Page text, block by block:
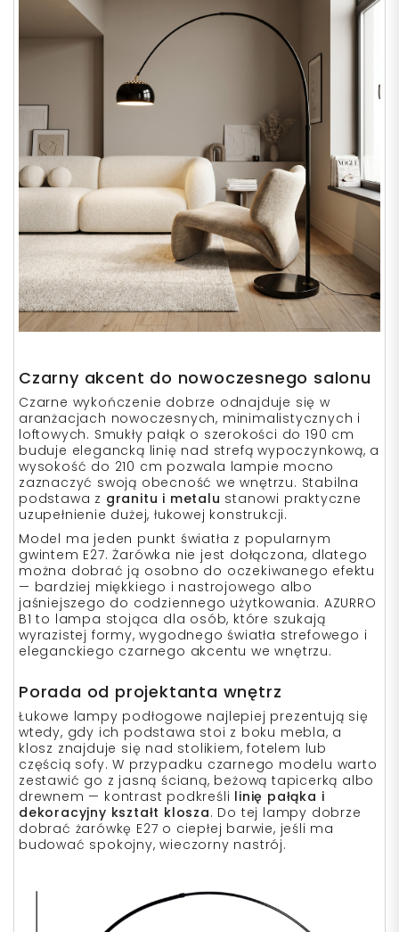
Czarny akcent do nowoczesnego salonu
Czarne wykończenie dobrze odnajduje się w
aranżacjach nowoczesnych, minimalistycznych i
loftowych. Smukły pałąk o szerokości do 190 cm
buduje elegancką linię nad strefą wypoczynkową, a
wysokość do 210 cm pozwala lampie mocno
zaznaczyć swoją obecność we wnętrzu. Stabilna
podstawa z granitu i metalu stanowi praktyczne
uzupełnienie dużej, łukowej konstrukcji.
Model ma jeden punkt światła z popularnym
gwintem E27. Żarówka nie jest dołączona, dlatego
można dobrać ją osobno do oczekiwanego efektu
— bardziej miękkiego i nastrojowego albo
jaśniejszego do codziennego użytkowania. AZURRO
B1 to lampa stojąca dla osób, które szukają
wyrazistej formy, wygodnego światła strefowego i
eleganckiego czarnego akcentu we wnętrzu.
Porada od projektanta wnętrz
Łukowe lampy podłogowe najlepiej prezentują się
wtedy, gdy ich podstawa stoi z boku mebla, a
klosz znajduje się nad stolikiem, fotelem lub
częścią sofy. W przypadku czarnego modelu warto
zestawić go z jasną ścianą, beżową tapicerką albo
drewnem — kontrast podkreśli linię pałąka i
dekoracyjny kształt klosza. Do tej lampy dobrze
dobrać żarówkę E27 o ciepłej barwie, jeśli ma
budować spokojny, wieczorny nastrój.